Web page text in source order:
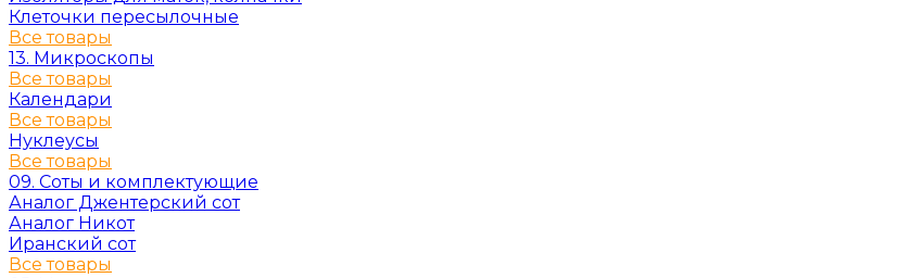
Клеточки пересылочные
Все товары
13. Микроскопы
Все товары
Календари
Все товары
Нуклеусы
Все товары
09. Соты и комплектующие
Аналог Джентерский сот
Аналог Никот
Иранский сот
Все товары